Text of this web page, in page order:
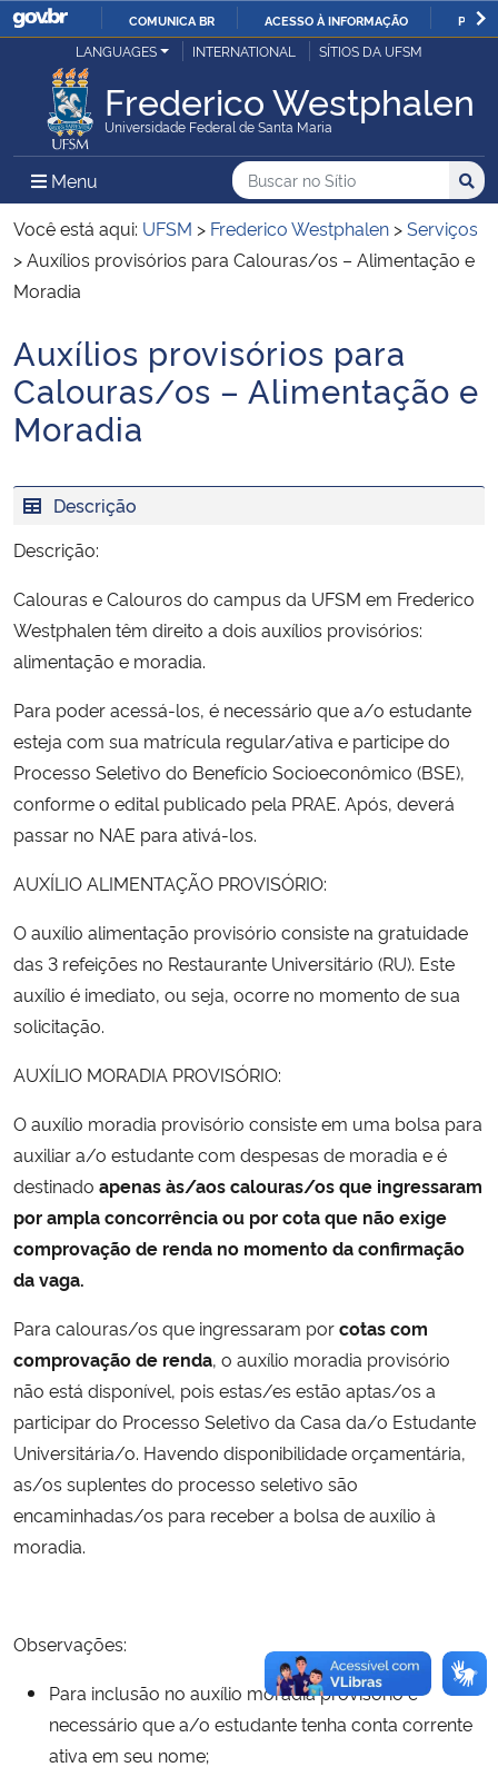
IR
O
COMUNICA BR ACESSO À INFORMAÇÃO
Ministério da Justiça e Segurança Pública
Ministério da Defesa
Ministério das Relações Exteriores
Ministério da Economia
Ministério da Infraestrutura
Ministério da Agricultura, Pecuária e Abastecimento
Ministério da Cidadania
Ministério de Minas e Energia
Ministério do Meio Ambiente
Ministério do Turismo
Ministério do Desenvolvimento Regional
Controladoria-Geral da União
Ministério da Mulher, da Família e dos Direitos Humanos
Gabinete de Segurança Institucional
Advocacia-Geral da União
Banco Central do Brasil
Planalto
LANGUAGES INTERNATIONAL SÍTIOS DA UFSM
Frederico Westphalen
Universidade Federal de Santa Maria
Menu Menu Principal do Sítio
Busca
Buscar no no Sítio
Busca:
Você está aqui: UFSM > Frederico Westphalen >Serviços
>Auxílios provisórios para Calouras/os – Alimentação e
Moradia
Início do conteúdo
Auxílios provisórios para
Calouras/os – Alimentação e
Moradia
Descrição
Descrição:
Calouras e Calouros do campus da UFSM em Frederico
Westphalen têm direito a dois auxílios provisórios:
alimentação e moradia.
Para poder acessá-los, é necessário que a/o estudante
esteja com sua matrícula regular/ativa e participe do
Processo Seletivo do Benefício Socioeconômico (BSE),
conforme o edital publicado pela PRAE. Após, deverá
passar no NAE para ativá-los.
AUXÍLIO ALIMENTAÇÃO PROVISÓRIO:
O auxílio alimentação provisório consiste na gratuidade
das 3 refeições no Restaurante Universitário (RU). Este
auxílio é imediato, ou seja, ocorre no momento de sua
solicitação.
AUXÍLIO MORADIA PROVISÓRIO:
O auxílio moradia provisório consiste em uma bolsa para
auxiliar a/o estudante com despesas de moradia e é
destinado apenas às/aos calouras/os que ingressaram
por ampla concorrência ou por cota que não exige
comprovação de renda no momento da confirmação
da vaga.
Para calouras/os que ingressaram porcotas com
comprovação de renda, o auxílio moradia provisório
não está disponível, pois estas/es estão aptas/os a
participar do Processo Seletivo da Casa da/o Estudante
Universitária/o. Havendo disponibilidade orçamentária,
as/os suplentes do processo seletivo são
encaminhadas/os para receber a bolsa de auxílio à
moradia.
Observações:
Para inclusão no auxílio moradia provisório é
necessário que a/o estudante tenha conta corrente
ativa em seu nome;